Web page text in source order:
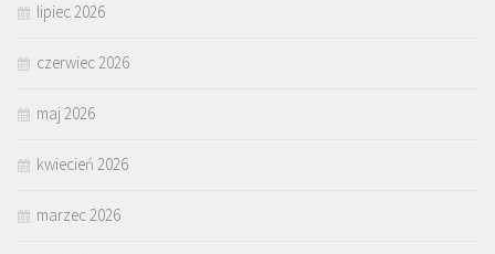
lipiec 2026
czerwiec 2026
maj 2026
kwiecień 2026
marzec 2026